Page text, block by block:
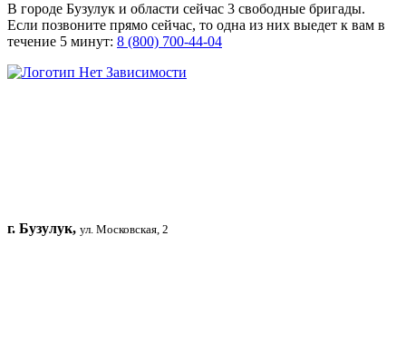
В городе Бузулук и области сейчас 3 свободные бригады.
Если позвоните прямо сейчас, то одна из них выедет к вам в
течение 5 минут: 8 (800) 700-44-04
г. Бузулук, ул. Московская, 2